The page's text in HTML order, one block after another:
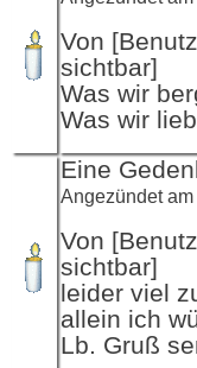
Von
sichtbar]
Was wir
Was wir
Eine
Angezündet
Von
sichtbar]
leider viel
allein ich
Lb. Gruß